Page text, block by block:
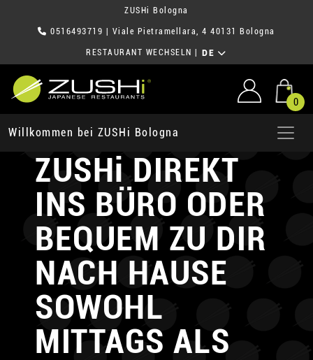
ZUSHi Bologna
0516493719 | Viale Pietramellara, 4 40131 Bologna
RESTAURANT WECHSELN DE
0
Willkommen bei ZUSHi Bologna
WIR LIEFERN
ZUSHi DIREKT
INS BÜRO ODER
BEQUEM ZU DIR
NACH HAUSE
SOWOHL
MITTAGS ALS